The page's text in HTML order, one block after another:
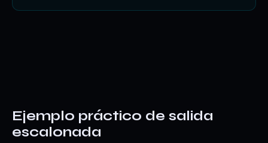
Ejemplo práctico de salida
escalonada